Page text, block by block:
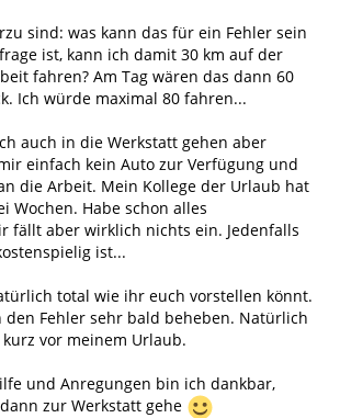
sind: was kann das für ein Fehler sein
ist, kann ich damit 30 km auf der
fahren? Am Tag wären das dann 60
Ich würde maximal 80 fahren...
auch in die Werkstatt gehen aber
einfach kein Auto zur Verfügung und
die Arbeit. Mein Kollege der Urlaub hat
Wochen. Habe schon alles
fällt aber wirklich nichts ein. Jedenfalls
ist...
total wie ihr euch vorstellen könnt.
den Fehler sehr bald beheben. Natürlich
vor meinem Urlaub.
und Anregungen bin ich dankbar,
zur Werkstatt gehe